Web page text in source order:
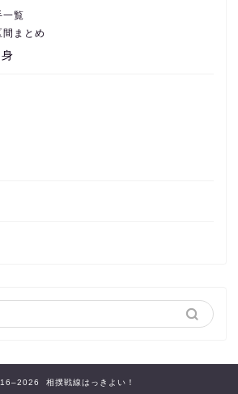
一覧
まとめ
相撲戦線はっきよい！